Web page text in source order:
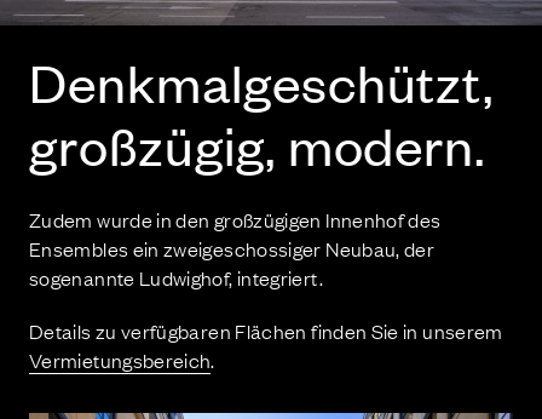
Denk­mal­ge­schützt,
groß­zü­gig, modern.
Zudem wurde in den großzügigen Innenhof des
Ensembles ein zweigeschossiger Neubau, der
sogenannte Ludwighof, integriert.
Details zu verfügbaren Flächen finden Sie in unserem
Vermietungsbereich.